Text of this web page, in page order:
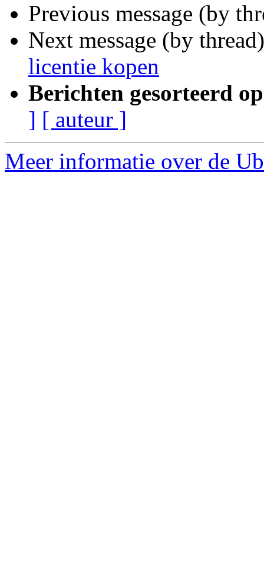
Previous message (by
Next message (by
licentie kopen
Berichten gesorteerd
] [ auteur ]
Meer informatie over de